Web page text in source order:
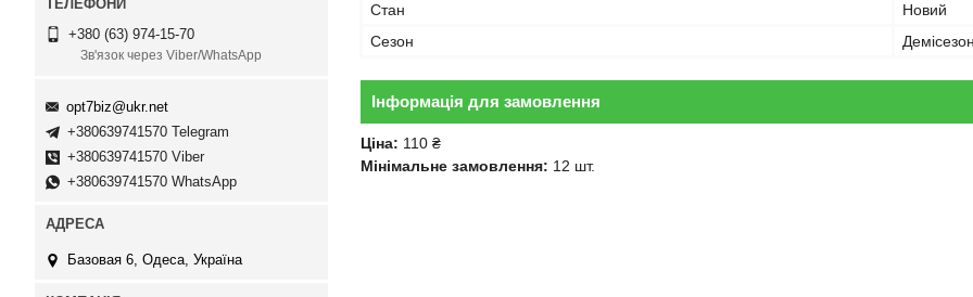
Стан
Новий
Сезон
Демісезон
Інформація для замовлення
Ціна: 110 ₴
Мінімальне замовлення: 12 шт.
+380 (63) 974-15-70
Зв'язок через Viber/WhatsApp
opt7biz@ukr.net
+380639741570 Telegram
+380639741570 Viber
+380639741570 WhatsApp
Базовая 6, Одеса, Україна